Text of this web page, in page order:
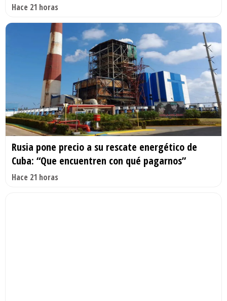
Hace 21 horas
Rusia pone precio a su rescate energético de
Cuba: “Que encuentren con qué pagarnos”
Hace 21 horas